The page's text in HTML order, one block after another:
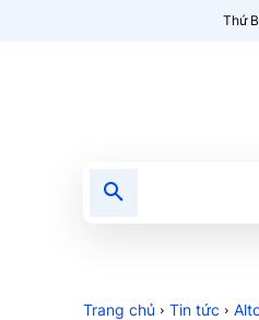
Thứ
Trang chủ Tin tức